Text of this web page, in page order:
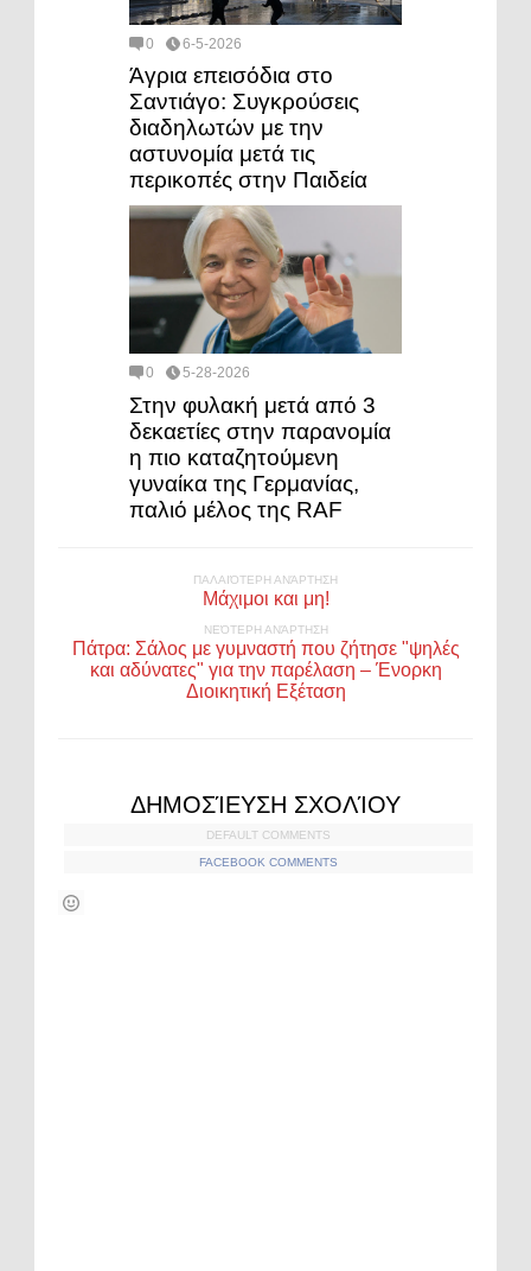
0 6-5-2026
Άγρια επεισόδια στο
Σαντιάγο: Συγκρούσεις
διαδηλωτών με την
αστυνομία μετά τις
περικοπές στην Παιδεία
0 5-28-2026
Στην φυλακή μετά από 3
δεκαετίες στην παρανομία
η πιο καταζητούμενη
γυναίκα της Γερμανίας,
παλιό μέλος της RAF
ΠΑΛΑΙΌΤΕΡΗ ΑΝΆΡΤΗΣΗ
Μάχιμοι και μη!
ΝΕΌΤΕΡΗ ΑΝΆΡΤΗΣΗ
Πάτρα: Σάλος με γυμναστή που ζήτησε "ψηλές
και αδύνατες" για την παρέλαση – Ένορκη
Διοικητική Εξέταση
ΔΗΜΟΣΊΕΥΣΗ ΣΧΟΛΊΟΥ
DEFAULT COMMENTS
FACEBOOK COMMENTS